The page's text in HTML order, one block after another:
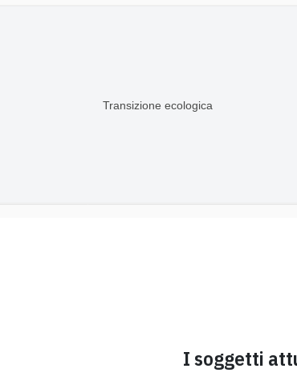
Transizione ecologica
I soggetti